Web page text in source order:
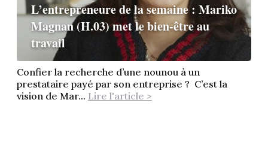
L’entrepreneure de la semaine : Mariko
Magnan (H.03) met le bien-être au
travail
Confier la recherche d’une nounou à un
prestataire payé par son entreprise ? C’est la
vision de Mar... Lire l'article >